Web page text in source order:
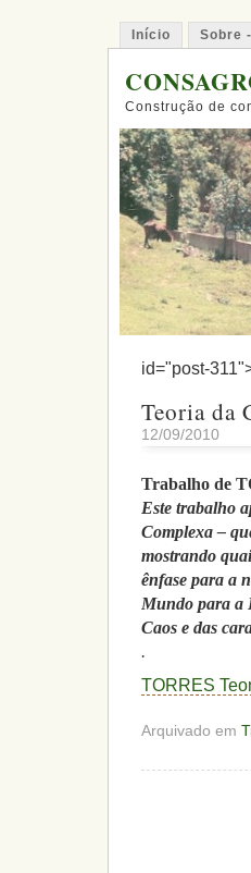
Início Sobre
Construção de
id="post-
Teoria da
12/09/2010
Trabalho de
Este trabalho
Complexa –
mostrando
ênfase para a
Mundo para a
Caos e das
.
TORRES
Arquivado em